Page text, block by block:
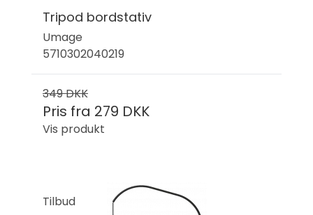
Tripod bordstativ
Umage
5710302040219
349 DKK
Pris fra 279 DKK
Vis produkt
Tilbud